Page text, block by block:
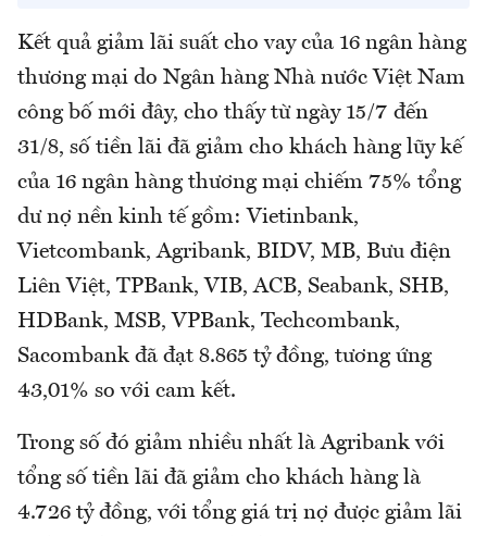
Kết quả giảm lãi suất cho vay của 16 ngân hàng
thương mại do Ngân hàng Nhà nước Việt Nam
công bố mới đây, cho thấy từ ngày 15/7 đến
31/8, số tiền lãi đã giảm cho khách hàng lũy kế
của 16 ngân hàng thương mại chiếm 75% tổng
dư nợ nền kinh tế gồm: Vietinbank,
Vietcombank, Agribank, BIDV, MB, Bưu điện
Liên Việt, TPBank, VIB, ACB, Seabank, SHB,
HDBank, MSB, VPBank, Techcombank,
Sacombank đã đạt 8.865 tỷ đồng, tương ứng
43,01% so với cam kết.
Trong số đó giảm nhiều nhất là Agribank với
tổng số tiền lãi đã giảm cho khách hàng là
4.726 tỷ đồng, với tổng giá trị nợ được giảm lãi